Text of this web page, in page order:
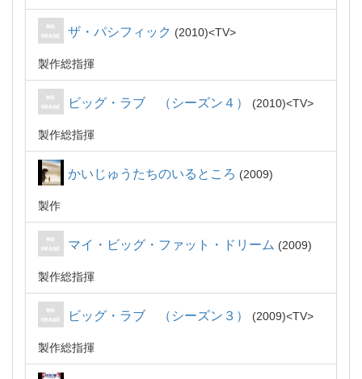
ザ・パシフィック 2010 TV
製作総指揮
ビッグ・ラブ （シーズン４） 2010 TV
製作総指揮
かいじゅうたちのいるところ 2009
製作
マイ・ビッグ・ファット・ドリーム 2009
製作総指揮
ビッグ・ラブ （シーズン３） 2009 TV
製作総指揮